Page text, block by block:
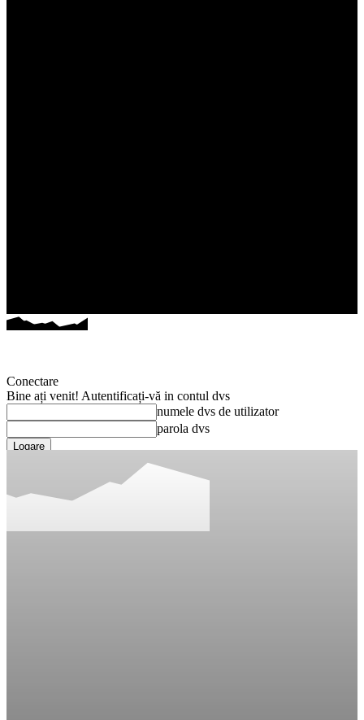
Conectare
Bine ați venit! Autentificați-vă in contul dvs
numele dvs de utilizator
parola dvs
Ați uitat parola? obține ajutor
Recuperați-vă parola